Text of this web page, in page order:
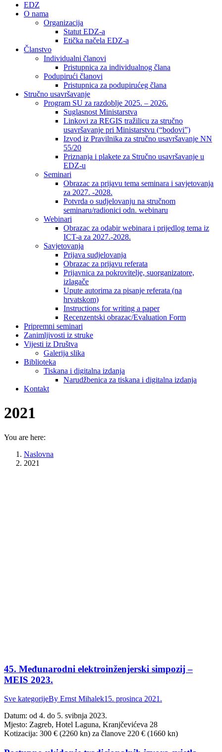
EDZ
O nama
Organizacija
Statut EDZ-a
Etička načela EDZ-a
Članstvo
Individualni članovi
Pristupnica za individualnog člana
Podupirući članovi
Pristupnica za podupirućeg člana
Stručno usavršavanje
Program SU za razdoblje 2025. – 2026.
Suglasnost Ministarstva
Linkovi za REGIS tražilicu za stručno
usavršavanje pri Ministarstvu (“bodovi”)
Izvod iz Pravilnika za stručno usavršavanje NN
55/20
Priznanja i plakete za Stručno usavršavanje u
EDZ-u
Seminari
Obrazac za prijavu tema seminara i savjetovanja
za 2027. -2028.
Potvrda o sudjelovanju na stručnom
seminaru/radionici odn. webinaru
Webinari
Obrazac za odabir webinara i prijedlog tema iz
ICT-a za 2027.-2028.
Savjetovanja
Prijava sudjelovanja
Obrazac za prijavu referata
Prijavnica za pokrovitelje, suorganizatore,
izlagače
Upute autorima za pisanje referata (na
hrvatskom)
Instructions for writing a paper
Recenzentski obrazac/Evaluation Form
Pripremni seminari
Zanimljivosti iz struke
Vijesti iz Društva
Galerija slika
Biblioteka
Tiskana i digitalna izdanja
Narudžbenica za tiskana i digitalna izdanja
Kontakt
2021
You are here:
Naslovna
2021
45. Međunarodni elektroinženjerski simpozij –
MEIS 2023.
Sve kategorijeBy Ernst Mihalek15. prosinca 2021.
Datum: od 4. do 5. svibnja 2023.
Mjesto: Zagreb, Hotel Laguna, Kranjčevićeva 28
Kotizacija: 300 € (2260 kn) za članove 220 € (1660 kn)